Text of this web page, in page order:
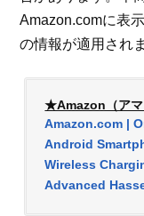
Amazon.comに表
の情報が適用され
★Amazon（アマ
Amazon.com |
Android
Wireless
Advanced